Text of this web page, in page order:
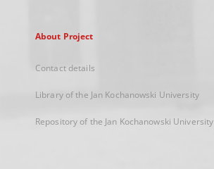
About Project
Contact details
Library of the Jan Kochanowski University
Repository of the Jan Kochanowski University